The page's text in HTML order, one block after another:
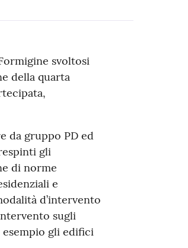
svoltosi
della quarta
da gruppo PD ed
gli
di norme
e
d’intervento
sugli
gli edifici